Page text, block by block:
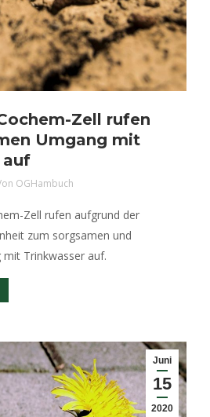
Zell rufen
Umgang mit
auf
OGHambuch
Zell rufen aufgrund der
zum sorgsamen und
Trinkwasser auf.
Juni
15
2020